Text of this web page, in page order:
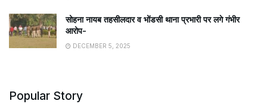
सोहना नायब तहसीलदार व भोंडसी थाना प्रभारी पर लगे गंभीर
आरोप-
DECEMBER 5, 2025
Popular Story